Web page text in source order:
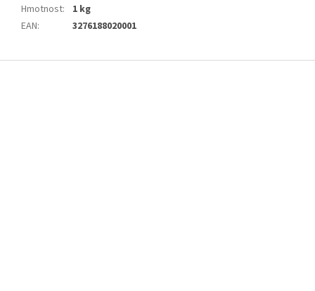
Hmotnost:
1 kg
EAN: 3276188020001